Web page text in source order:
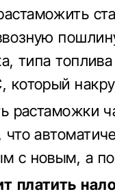
типа
растаможки
с новым, а
платить